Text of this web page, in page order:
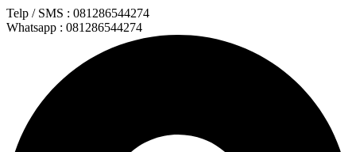
Lewati
ke
Telp / SMS : 081286544274
Whatsapp : 081286544274